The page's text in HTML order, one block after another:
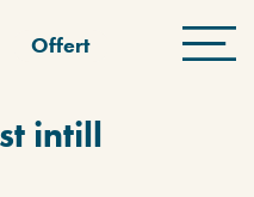
Offert
intill